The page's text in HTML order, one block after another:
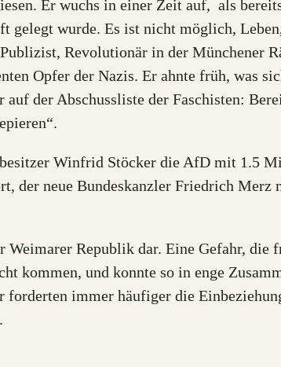
Er wuchs in einer Zeit auf, als
gelegt wurde. Es ist nicht möglich,
Revolutionär in der Münchener
Opfer der Nazis. Er ahnte früh, was
der Abschussliste der Faschisten:
Winfrid Stöcker die AfD mit 1.5
der neue Bundeskanzler Friedrich Merz
Republik dar. Eine Gefahr, die
kommen, und konnte so in enge
immer häufiger die